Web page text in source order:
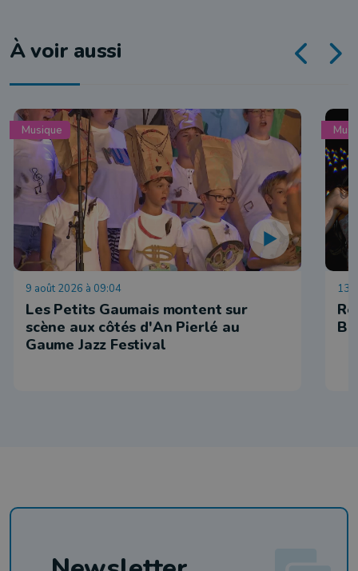
À voir aussi
Musique
9 août 2026 à 09:04
Les Petits Gaumais montent sur
scène aux côtés d'An Pierlé au
Gaume Jazz Festival
13